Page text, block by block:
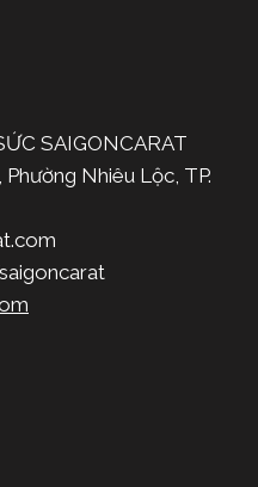
SAIGONCARAT
Nhiêu Lộc, TP.